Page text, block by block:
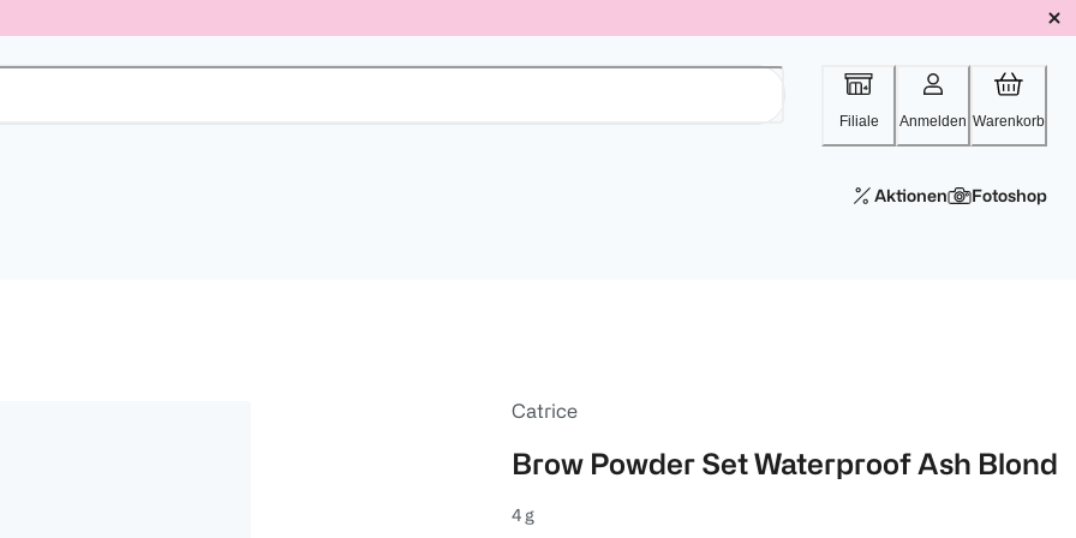
Filiale Anmelden Warenkorb
Aktionen Fotoshop
Catrice
Brow Powder Set Waterproof Ash Blond
4 g